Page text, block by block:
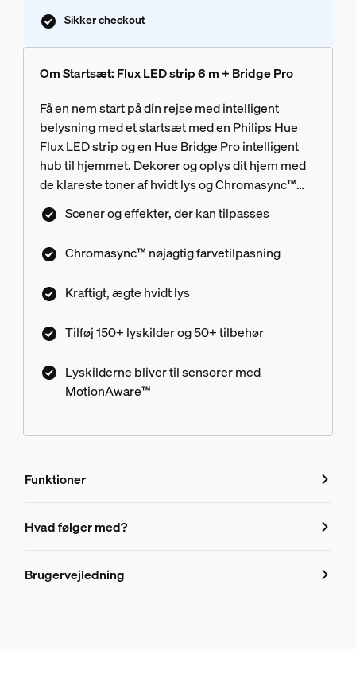
Sikker checkout
Om Startsæt: Flux LED strip 6 m + Bridge Pro
Få en nem start på din rejse med intelligent
belysning med et startsæt med en Philips Hue
Flux LED strip og en Hue Bridge Pro intelligent
hub til hjemmet. Dekorer og oplys dit hjem med
de klareste toner af hvidt lys og Chromasync™
præcisionsfarveblanding. Klip, genbrug eller
forlæng strippen, så den passer til et hvilket som
hub til hjemmet, byder på hurtigere ydeevne,
drevet af en ultrahurtig chip. Administrer din
app eller stemmekommandoer via din Smart
Scener og effekter, der kan tilpasses
Chromasync™ nøjagtig farvetilpasning
Kraftigt, ægte hvidt lys
Tilføj 150+ lyskilder og 50+ tilbehør
Lyskilderne bliver til sensorer med
MotionAware™
Funktioner
Funktioner
8721103103611
Hvad følger med?
Brugervejledning